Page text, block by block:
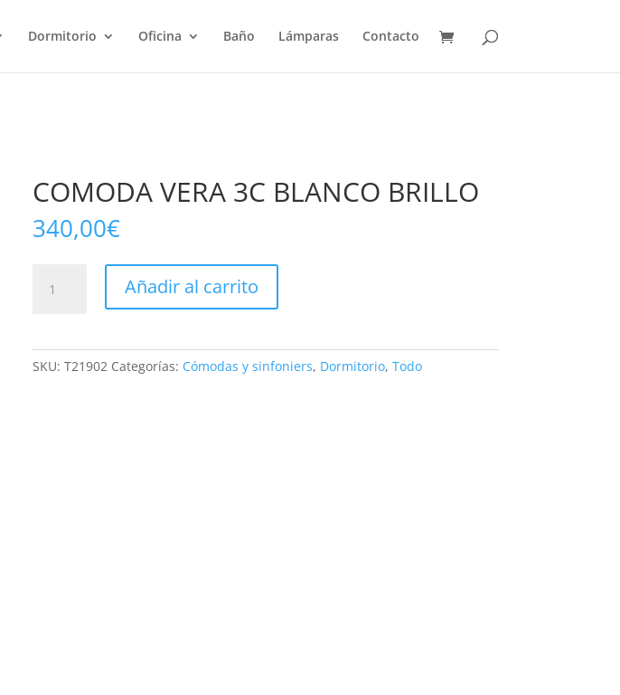
Dormitorio Oficina Baño Lámparas Contacto
COMODA VERA 3C BLANCO BRILLO
340,00€
VERA
Añadir al carrito
SKU: T21902 Categorías: Cómodas y sinfoniers, Dormitorio, Todo